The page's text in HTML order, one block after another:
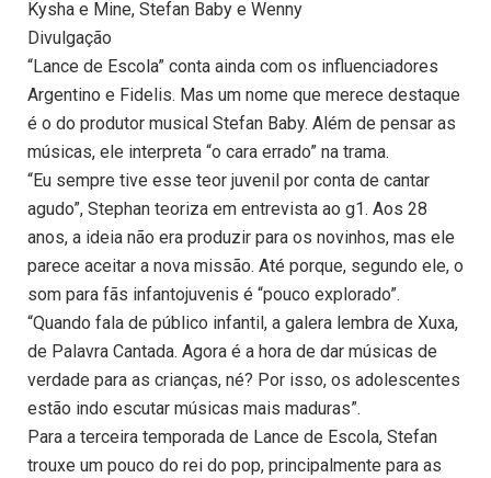
Kysha e Mine, Stefan Baby e Wenny
Divulgação
“Lance de Escola” conta ainda com os influenciadores
Argentino e Fidelis. Mas um nome que merece destaque
é o do produtor musical Stefan Baby. Além de pensar as
músicas, ele interpreta “o cara errado” na trama.
“Eu sempre tive esse teor juvenil por conta de cantar
agudo”, Stephan teoriza em entrevista ao g1. Aos 28
anos, a ideia não era produzir para os novinhos, mas ele
parece aceitar a nova missão. Até porque, segundo ele, o
som para fãs infantojuvenis é “pouco explorado”.
“Quando fala de público infantil, a galera lembra de Xuxa,
de Palavra Cantada. Agora é a hora de dar músicas de
verdade para as crianças, né? Por isso, os adolescentes
estão indo escutar músicas mais maduras”.
Para a terceira temporada de Lance de Escola, Stefan
trouxe um pouco do rei do pop, principalmente para as